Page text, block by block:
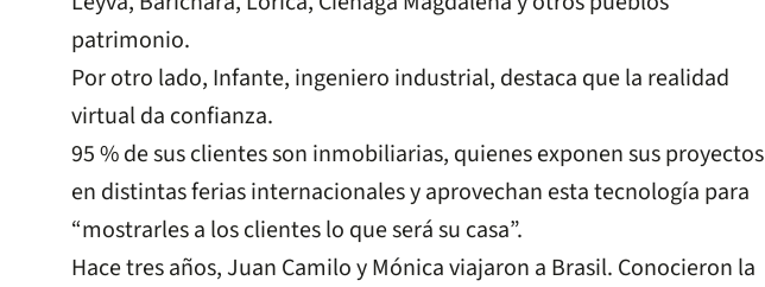
patrimonio.
Por otro lado, Infante, ingeniero industrial, destaca que la realidad
virtual da confianza.
95 % de sus clientes son inmobiliarias, quienes exponen sus proyectos
en distintas ferias internacionales y aprovechan esta tecnología para
“mostrarles a los clientes lo que será su casa”.
Hace tres años, Juan Camilo y Mónica viajaron a Brasil. Conocieron la